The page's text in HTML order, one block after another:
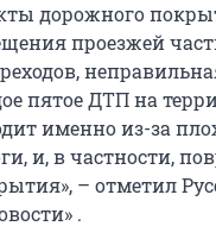
дорожного
проезжей
пятое ДТП на
именно из-за
и, в частности,
– отметил
.